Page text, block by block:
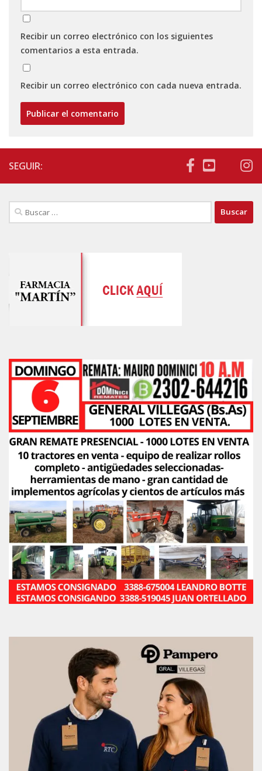
Recibir un correo electrónico con los siguientes
comentarios a esta entrada.
Recibir un correo electrónico con cada nueva entrada.
SEGUIR:
Buscar: